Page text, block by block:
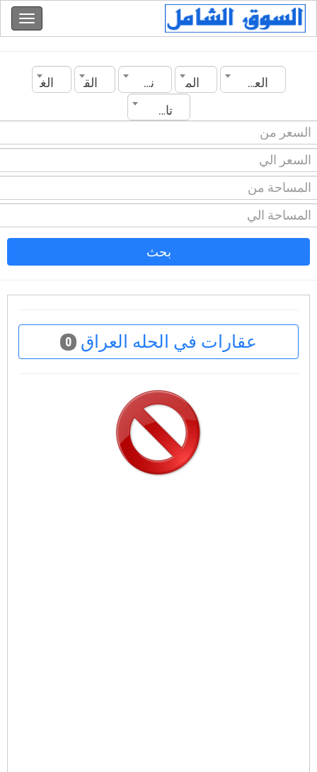
العراق المدينة نوع العقار القسم
الغرف
تاريخ الانشاء
بحث
عقارات في الحله العراق 0